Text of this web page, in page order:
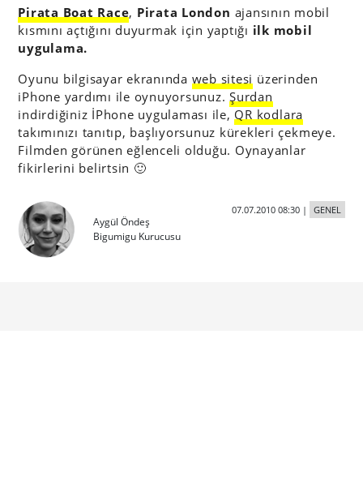
Pirata Boat Race, Pirata London ajansının mobil
kısmını açtığını duyurmak için yaptığı ilk mobil
uygulama.
Oyunu bilgisayar ekranında web sitesi üzerinden
iPhone yardımı ile oynuyorsunuz.Şurdan
indirdiğiniz İPhone uygulaması ile, QR kodlara
takımınızı tanıtıp, başlıyorsunuz kürekleri çekmeye.
Filmden görünen eğlenceli olduğu. Oynayanlar
fikirlerini belirtsin 🙂
Aygül Öndeş
Bigumigu Kurucusu
07.07.2010 08:30| GENEL